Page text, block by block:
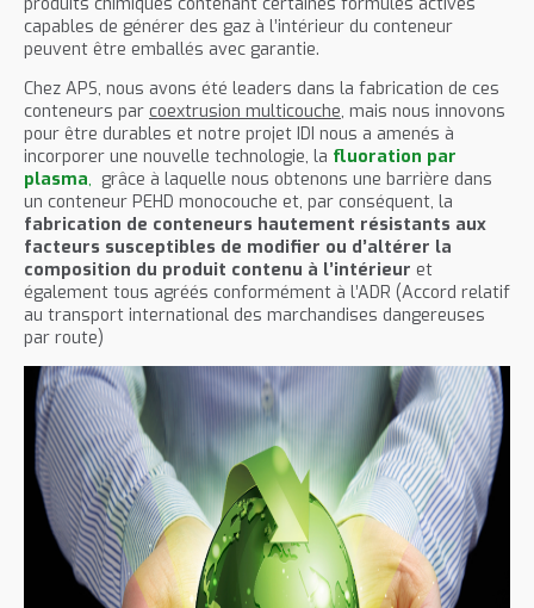
capables de générer des gaz à l’intérieur du conteneur
peuvent être emballés avec garantie.
Chez APS, nous avons été leaders dans la fabrication de ces
conteneurs par coextrusion multicouche, mais nous innovons
pour être durables et notre projet IDI nous a amenés à
incorporer une nouvelle technologie, la fluoration par
plasma, grâce à laquelle nous obtenons une barrière dans
un conteneur PEHD monocouche et, par conséquent, la
fabrication de conteneurs hautement résistants aux
facteurs susceptibles de modifier ou d’altérer la
composition du produit contenu à l’intérieur et
également tous agréés conformément à l’ADR (Accord relatif
au transport international des marchandises dangereuses
par route)